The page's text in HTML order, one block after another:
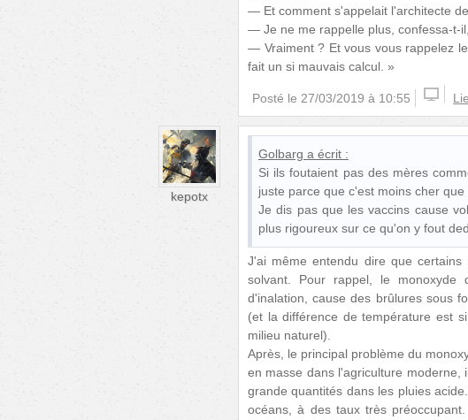
— Et comment s'appelait l'architecte
— Je ne me rappelle plus, confessa-t-
— Vraiment ? Et vous vous rappelez
fait un si mauvais calcul. »
Posté le 27/03/2019 à 10:55
kepotx
Golbarg a écrit :
Si ils foutaient pas des mères
juste parce que c'est moins cher que
Je dis pas que les vaccins cause
plus rigoureux sur ce qu'on y fout
J'ai même entendu dire que
solvant. Pour rappel, le
d'inalation, cause des brûlures sous
(et la différence de température est
milieu naturel).
Après, le principal problème du
en masse dans l'agriculture
grande quantités dans les pluies
océans, à des taux très